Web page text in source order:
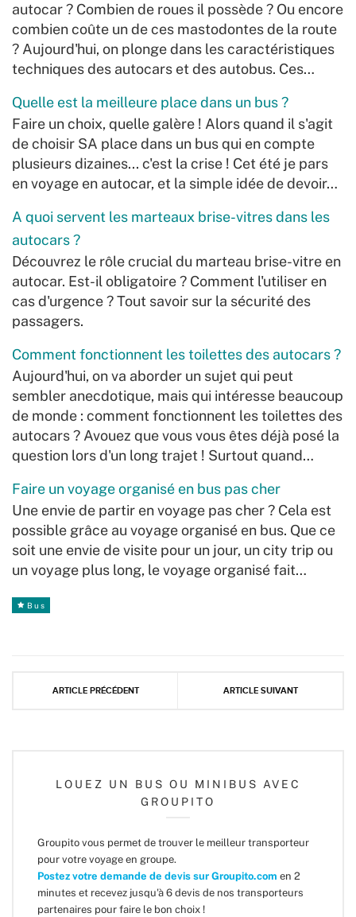
autocar ? Combien de roues il possède ? Ou encore
combien coûte un de ces mastodontes de la route
? Aujourd'hui, on plonge dans les caractéristiques
techniques des autocars et des autobus. Ces…
Quelle est la meilleure place dans un bus ?
Faire un choix, quelle galère ! Alors quand il s'agit
de choisir SA place dans un bus qui en compte
plusieurs dizaines... c'est la crise ! Cet été je pars
en voyage en autocar, et la simple idée de devoir…
A quoi servent les marteaux brise-vitres dans les
autocars ?
Découvrez le rôle crucial du marteau brise-vitre en
autocar. Est-il obligatoire ? Comment l'utiliser en
cas d'urgence ? Tout savoir sur la sécurité des
passagers.
Comment fonctionnent les toilettes des autocars ?
Aujourd'hui, on va aborder un sujet qui peut
sembler anecdotique, mais qui intéresse beaucoup
de monde : comment fonctionnent les toilettes des
autocars ? Avouez que vous vous êtes déjà posé la
question lors d'un long trajet ! Surtout quand…
Faire un voyage organisé en bus pas cher
Une envie de partir en voyage pas cher ? Cela est
possible grâce au voyage organisé en bus. Que ce
soit une envie de visite pour un jour, un city trip ou
un voyage plus long, le voyage organisé fait…
Bus
ARTICLE PRÉCÉDENT ARTICLE SUIVANT
LOUEZ UN BUS OU MINIBUS AVEC
GROUPITO
Groupito vous permet de trouver le meilleur transporteur
pour votre voyage en groupe.
Postez votre demande de devis sur Groupito.com en 2
minutes et recevez jusqu'à 6 devis de nos transporteurs
partenaires pour faire le bon choix !